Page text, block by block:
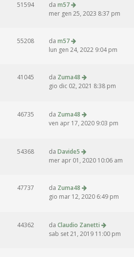
51594 da m57
mer gen 25, 2023 8:37 pm
55208 da m57
lun gen 24, 2022 9:04 pm
41045 da Zuma48
gio dic 02, 2021 8:38 pm
46735 da Zuma48
ven apr 17, 2020 9:03 pm
54368 da Davide5
mer apr 01, 2020 10:06 am
47737 da Zuma48
gio mar 12, 2020 6:49 pm
44362 da Claudio Zanetti
sab set 21, 2019 11:00 pm